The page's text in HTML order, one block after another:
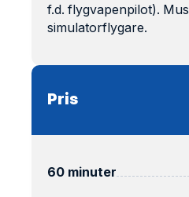
f.d. flygvapenpilot).
simulatorflygare.
Pris
60 minuter